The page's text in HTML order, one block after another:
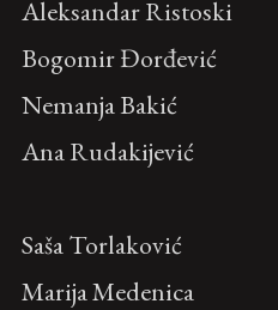
Aleksandar Ristoski
Bogomir Đorđević
Nemanja Bakić
Ana Rudakijević
Saša Torlaković
Marija Medenica